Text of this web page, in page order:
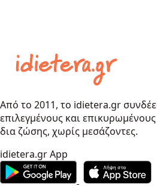
Από το 2011, το idietera.gr
επιλεγμένους και
δια ζώσης, χωρίς μεσάζοντες.
idietera.gr App